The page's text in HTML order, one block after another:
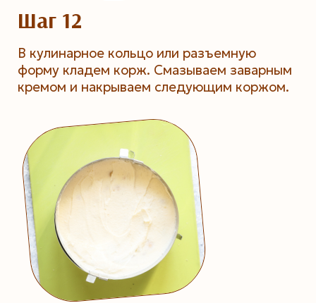
Шаг 12
В кулинарное кольцо или разъемную
форму кладем корж. Смазываем заварным
кремом и накрываем следующим коржом.